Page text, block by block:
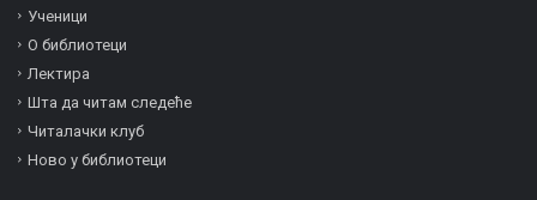
Ученици
О библиотеци
Лектира
Шта да читам следеће
Читалачки клуб
Ново у библиотеци